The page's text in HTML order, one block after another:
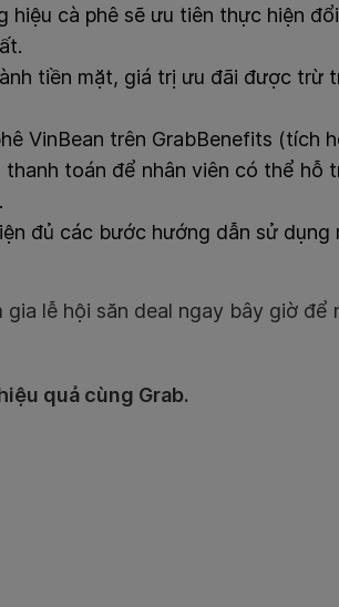
cà phê sẽ ưu tiên thực hiện
tiền mặt, giá trị ưu đãi được trừ
VinBean trên GrabBenefits (tích
toán để nhân viên có thể hỗ
đủ các bước hướng dẫn sử dụng
lễ hội săn deal ngay bây giờ để
quả cùng Grab.